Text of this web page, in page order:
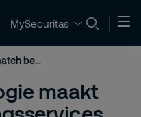
MySecuritas
Slimme technologie maakt match beveiligingsservices belangrijker
maakt